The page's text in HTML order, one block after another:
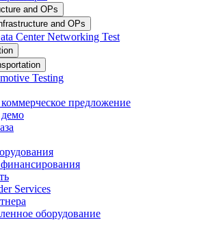
and OPs
and OPs
Center Networking Test
Testing
предложение
демо
Services
оборудование